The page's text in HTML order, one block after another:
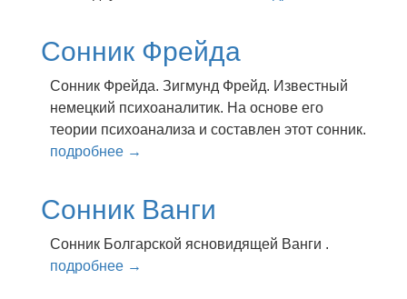
Сонник Фрейда
Сонник Фрейда. Зигмунд Фрейд. Известный
немецкий психоаналитик. На основе его
теории психоанализа и составлен этот сонник.
подробнее →
Сонник Ванги
Сонник Болгарской ясновидящей Ванги .
подробнее →